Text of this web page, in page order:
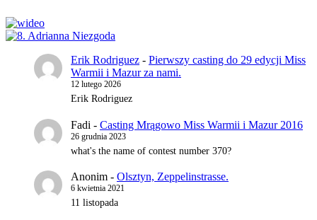
Erik Rodriguez - Pierwszy casting do 29 edycji Miss
Warmii i Mazur za nami.
12 lutego 2026
Erik Rodriguez
Fadi - Casting Mrągowo Miss Warmii i Mazur 2016
26 grudnia 2023
what's the name of contest number 370?
Anonim - Olsztyn, Zeppelinstrasse.
6 kwietnia 2021
11 listopada